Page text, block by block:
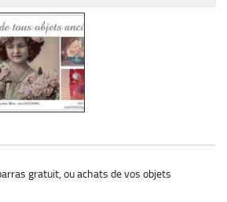
d’occasion
gratuit, ou achats de vos objets